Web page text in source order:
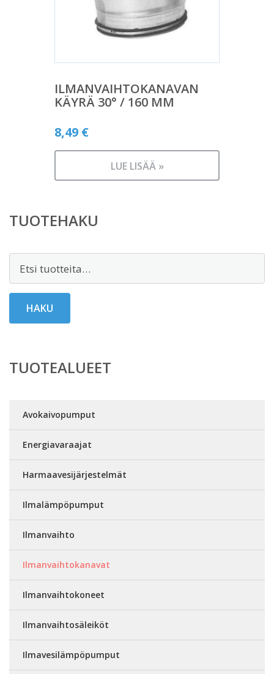
ILMANVAIHTOKANAVAN
KÄYRÄ 30° / 160 MM
8,49 €
LUE LISÄÄ »
TUOTEHAKU
HAKU
TUOTEALUEET
Avokaivopumput
Energiavaraajat
Harmaavesijärjestelmät
Ilmalämpöpumput
Ilmanvaihto
Ilmanvaihtokanavat
Ilmanvaihtokoneet
Ilmanvaihtosäleiköt
Ilmavesilämpöpumput